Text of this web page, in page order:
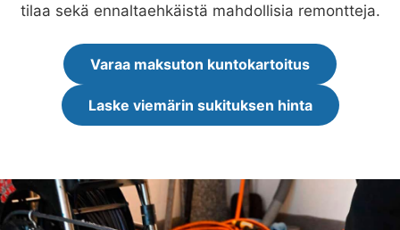
tilaa sekä ennaltaehkäistä mahdollisia remontteja.
Varaa maksuton kuntokartoitus
Laske viemärin sukituksen hinta